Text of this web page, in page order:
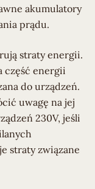
akumulatory
prądu.
straty energii.
część energii
do urządzeń.
uwagę na jej
230V, jeśli
straty związane